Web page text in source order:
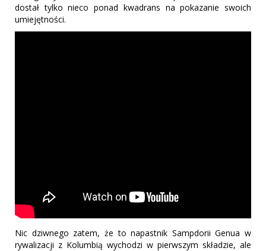
dostał tylko nieco ponad kwadrans na pokazanie swoich
umiejętności.
Nic dziwnego zatem, że to napastnik Sampdorii Genua w
rywalizacji z Kolumbią wychodzi w pierwszym składzie, ale